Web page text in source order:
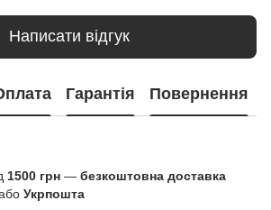
Написати відгук
Гарантія Повернення
1500 грн — безкоштовна доставка
Укрпошта